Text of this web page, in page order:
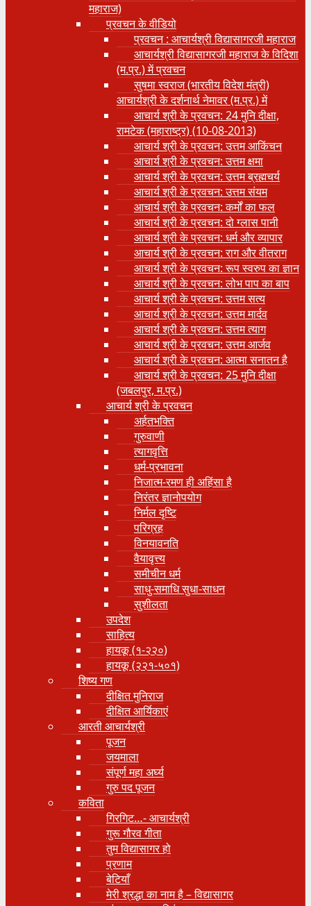
महाराज)
प्रवचन के वीडियो
प्रवचन : आचार्यश्री ‍विद्यासागरजी महाराज
आचार्यश्री विद्यासागरजी महाराज के विदिशा
(म.प्र.) में प्रवचन
सुषमा स्वराज (भारतीय विदेश मंत्री)
आचार्यश्री के दर्शनार्थ नेमावर (म.प्र.) में
आचार्य श्री के प्रवचन: 24 मुनि दीक्षा,
रामटेक (महाराष्ट्र) (10-08-2013)
आचार्य श्री के प्रवचन: उत्तम आकिंचन
आचार्य श्री के प्रवचन: उत्तम क्षमा
आचार्य श्री के प्रवचन: उत्तम ब्रह्मचर्य
आचार्य श्री के प्रवचन: उत्तम संयम
आचार्य श्री के प्रवचन: कर्मों का फल
आचार्य श्री के प्रवचन: दो ग्लास पानी
आचार्य श्री के प्रवचन: धर्म और व्यापार
आचार्य श्री के प्रवचन: राग और वीतराग
आचार्य श्री के प्रवचन: रूप स्वरुप का ज्ञान
आचार्य श्री के प्रवचन: लोभ पाप का बाप
आचार्य श्री के प्रवचन: उत्तम सत्य
आचार्य श्री के प्रवचन: उत्तम मार्दव
आचार्य श्री के प्रवचन: उत्तम त्याग
आचार्य श्री के प्रवचन: उत्तम आर्जव
आचार्य श्री के प्रवचन: आत्मा सनातन है
आचार्य श्री के प्रवचन: 25 मुनि दीक्षा
(जबलपुर, म.प्र.)
आचार्य श्री के प्रवचन
अर्हतभक्ति
गुरुवाणी
त्यागवृत्ति
धर्म-प्रभावना
निजात्म-रमण ही अहिंसा है
निरंतर ज्ञानोपयोग
निर्मल दृष्टि
परिग्रह
विनयावनति
वैयावृत्त्य
समीचीन धर्म
साधु-समाधि सुधा-साधन
सुशीलता
उपदेश
साहित्य
हायकू (१‍-२२०)
हायकू (२२१-५०१)
शिष्य गण
दीक्षित मुनिराज
दीक्षित आर्यिकाएं
आरती आचार्यश्री
पूजन
जयमाला
संपूर्ण महा अर्घ्य
गुरु पद पूजन
कविता
गिरगिट…- आचार्यश्री
गुरू गौरव गीता
तुम विद्यासागर हो
प्रणाम
बेटियाँ
मेरी श्रद्धा का नाम है – विद्यासागर